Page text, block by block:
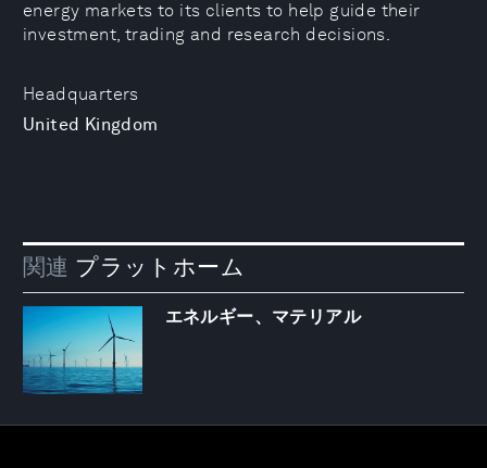
Headquarters
United Kingdom
energy markets to its clients to help guide their
investment, trading and research decisions.
関連 プラットホーム
エネルギー、マテリアル